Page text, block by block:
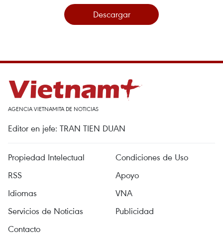
Descargar
AGENCIA VIETNAMITA DE NOTICIAS
Editor en jefe: TRAN TIEN DUAN
Propiedad Intelectual
Condiciones de Uso
RSS
Apoyo
Idiomas
VNA
Servicios de Noticias
Publicidad
Contacto